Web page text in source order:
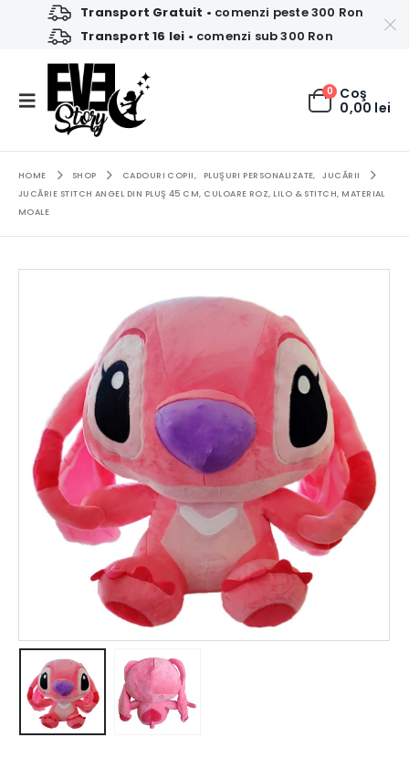
Transport Gratuit • comenzi peste 300 Ron
Transport 16 lei • comenzi sub 300 Ron
0 Coş
0,00 lei
HOME SHOP CADOURI COPII, PLUŞURI PERSONALIZATE,
JUCĂRII
JUCĂRIE STITCH ANGEL DIN PLUŞ 45 CM, CULOARE ROZ, LILO & STITCH, MATERIAL
MOALE